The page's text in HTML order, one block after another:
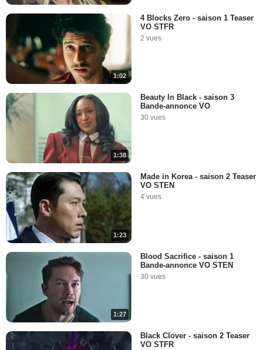
1:02
4 Blocks Zero - saison 1 Teaser
VO STFR
2 vues
1:38
Beauty In Black - saison 3
Bande-annonce VO
30 vues
1:23
Made in Korea - saison 2 Teaser
VO STEN
4 vues
1:27
Blood Sacrifice - saison 1
Bande-annonce VO STEN
30 vues
Black Clover - saison 2 Teaser
VO STFR